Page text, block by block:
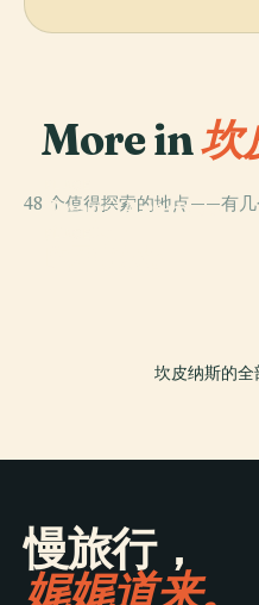
More in坎
48 个值得探索的地点——有几
Praça Arautos
坎皮纳斯的
慢旅行，
娓娓道来。